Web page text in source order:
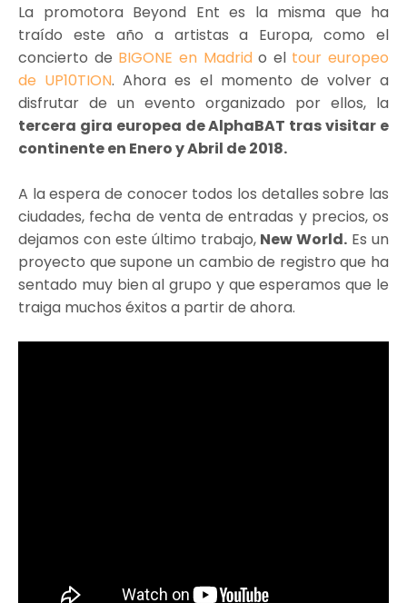
La promotora Beyond Ent es la misma que ha
traído este año a artistas a Europa, como el
concierto de BIGONE en Madrido eltour europeo
de UP10TION. Ahora es el momento de volver a
disfrutar de un evento organizado por ellos, la
tercera gira europea de AlphaBAT tras visitar e
continente en Enero y Abril de 2018.
A la espera de conocer todos los detalles sobre las
ciudades, fecha de venta de entradas y precios, os
dejamos con este último trabajo, New World. Es un
proyecto que supone un cambio de registro que ha
sentado muy bien al grupo y que esperamos que le
traiga muchos éxitos a partir de ahora.